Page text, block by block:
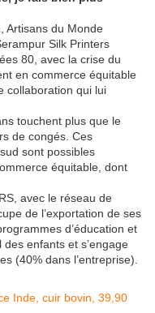
Artisans du Monde
Silk Printers
80, avec la crise du
en commerce équitable
collaboration qui lui
touchent plus que le
de congés. Ces
sont possibles
équitable, dont
avec le réseau de
de l’exportation de ses
d’éducation et
enfants et s’engage
(40% dans l’entreprise).